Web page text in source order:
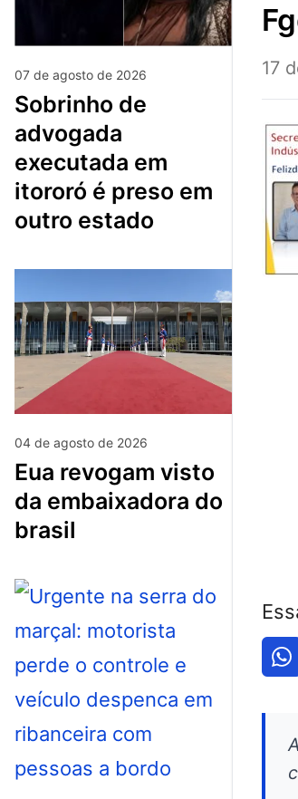
07 de agosto de 2026
sobrinho de
advogada
executada em
itororó é preso em
outro estado
04 de agosto de 2026
eua revogam visto
da embaixadora do
brasil
17